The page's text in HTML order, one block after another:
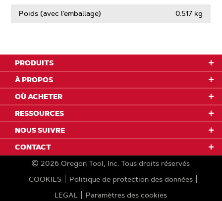
Poids (avec l’emballage) 0.517 kg
PRODUITS
À PROPOS
OÙ ACHETER
RESSOURCES
NOUS SUIVRE
CONTACT
2026 Oregon Tool, Inc. Tous droits réservés
COOKIES
Politique de protection des données
LEGAL
Paramètres des cookies